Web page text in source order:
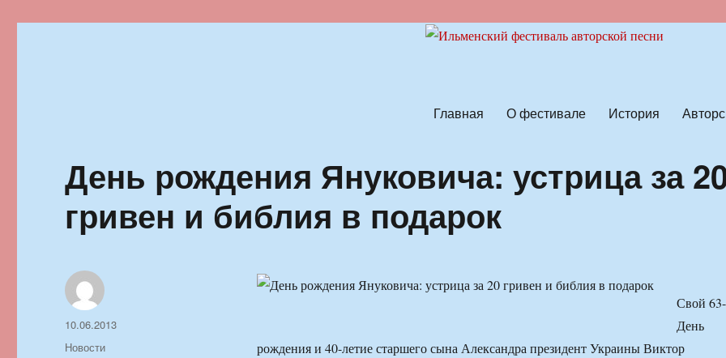
Главная О фестивале История
День рождения Януковича: устрица за
гривен и библия в подарок
Свой
День
рождения и 40-летие старшего сына Александра президент Украины Виктор
Автор
Опубликовано
10.06.2013
Рубрики
Новости